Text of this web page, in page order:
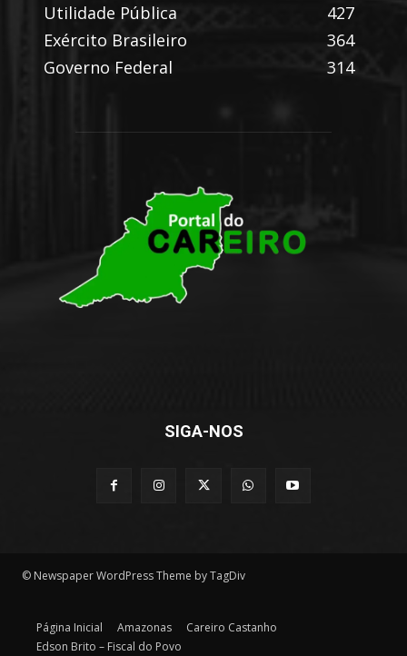
Utilidade Pública
427
Exército Brasileiro
364
Governo Federal
314
SIGA-NOS
© Newspaper WordPress Theme by TagDiv
Página Inicial Amazonas
Careiro Castanho
Edson Brito – Fiscal do Povo